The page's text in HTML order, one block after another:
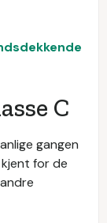
C
gangen
for de